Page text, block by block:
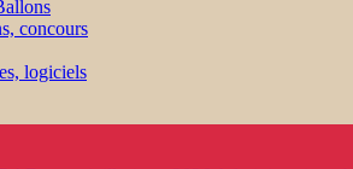
concours
logiciels